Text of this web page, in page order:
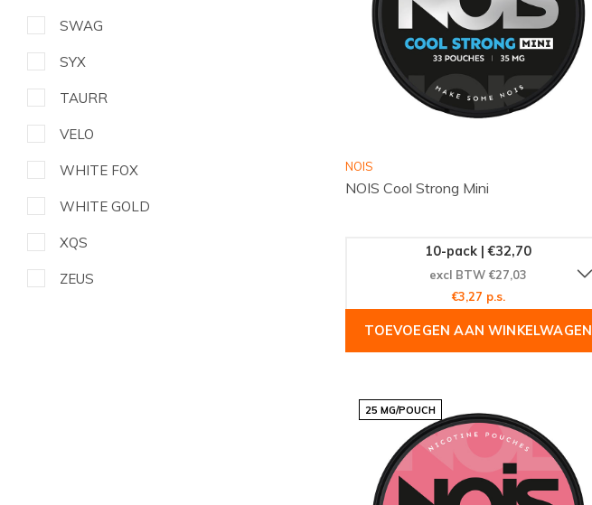
SWAG
SYX
TAURR
VELO
WHITE FOX
WHITE GOLD
XQS
ZEUS
NOIS
NOIS Cool Strong Mini
10-pack | €32,70
excl BTW €27,03
€3,27 p.s.
TOEVOEGEN AAN WINKELWAGEN
25 MG/POUCH